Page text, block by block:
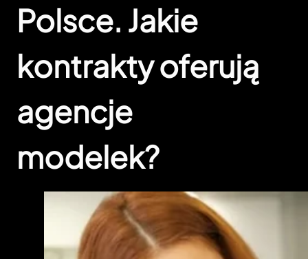
Polsce. Jakie
kontrakty oferują
agencje
modelek?